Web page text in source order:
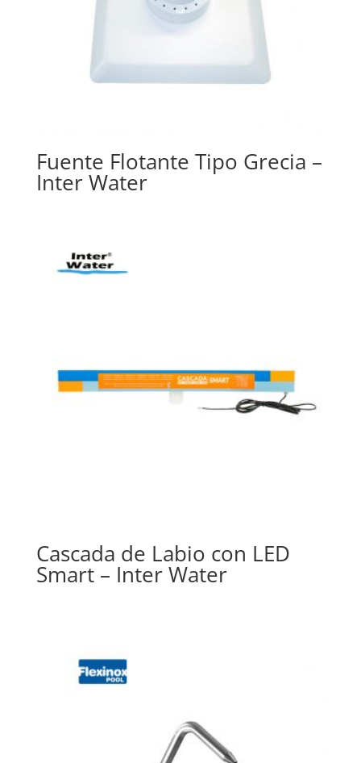
Fuente Flotante Tipo Grecia –
Inter Water
Cascada de Labio con LED
Smart – Inter Water